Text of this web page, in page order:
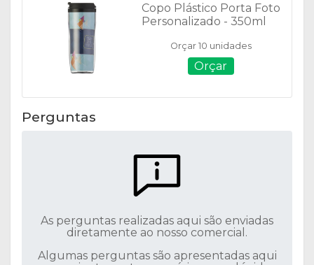
Copo Plástico Porta Foto
Personalizado - 350ml
Orçar 10 unidades
Orçar
Perguntas
As perguntas realizadas aqui são enviadas
diretamente ao nosso comercial.
Algumas perguntas são apresentadas aqui